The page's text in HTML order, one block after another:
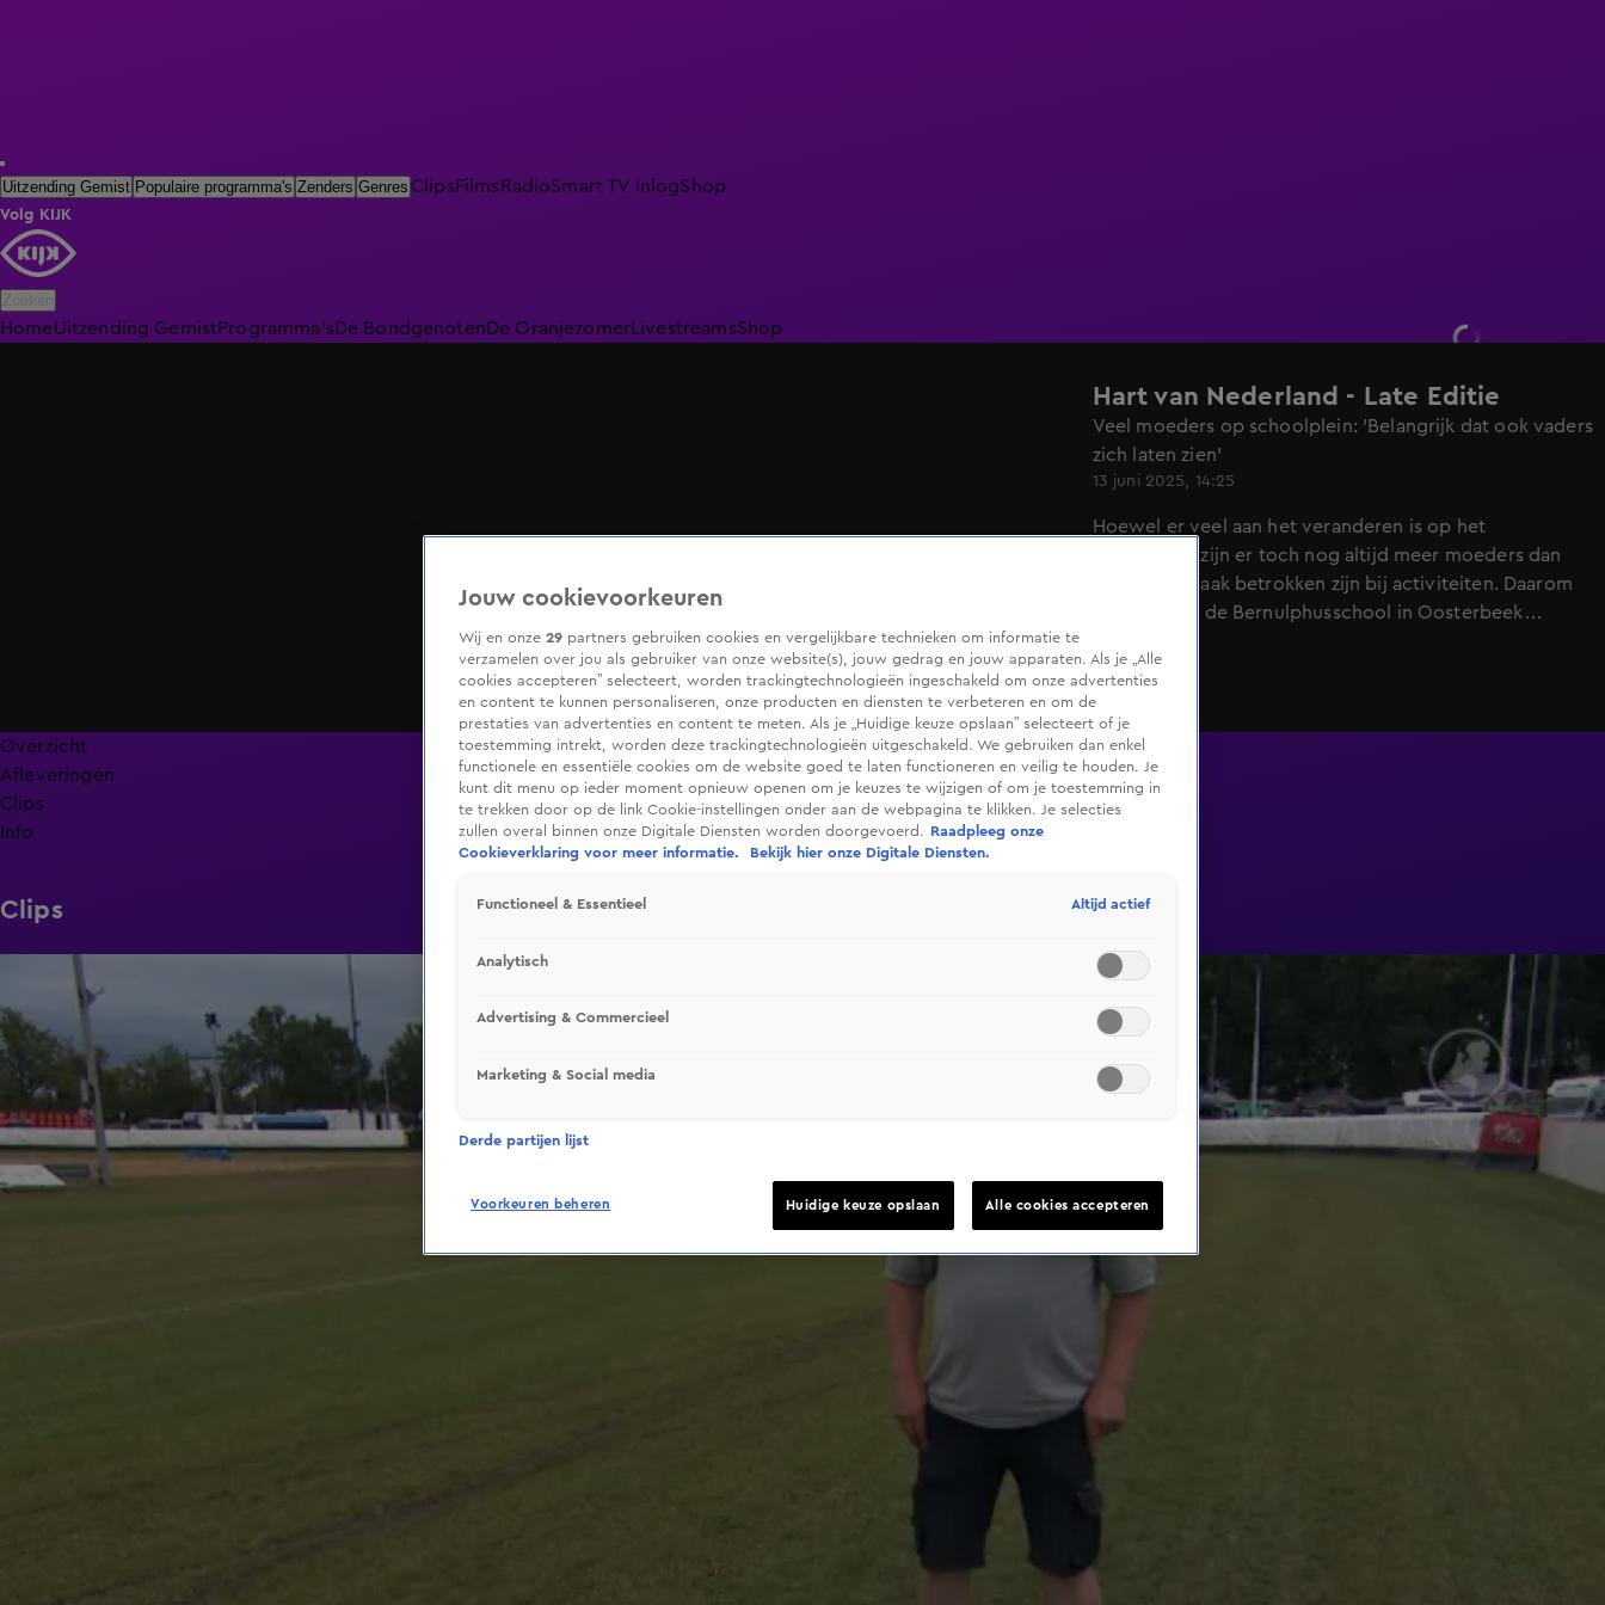
Uitzending Gemist Populaire programma's Zenders Genres ClipsFilmsRadioSmart TV inlogShop
Volg KIJK
HomeUitzending GemistProgramma'sDe BondgenotenDe Oranjezomer LivestreamsShop
Hart van Nederland - Late Editie
Veel moeders op schoolplein: 'Belangrijk dat ook vaders
zich laten zien'
13 juni 2025, 14:25
Hoewel er veel aan het veranderen is op het
schoolplein zijn er toch nog altijd meer moeders dan
vaders die vaak betrokken zijn bij activiteiten. Daarom
willen ze op de Bernulphusschool in Oosterbeek
school.
Overzicht
Afleveringen
Clips
Info
Clips
Jouw cookievoorkeuren
Wij en onze 29 partners gebruiken cookies en vergelijkbare technieken om informatie te
verzamelen over jou als gebruiker van onze website(s), jouw gedrag en jouw apparaten. Als je „Alle
cookies accepteren” selecteert, worden trackingtechnologieën ingeschakeld om onze advertenties
en content te kunnen personaliseren, onze producten en diensten te verbeteren en om de
prestaties van advertenties en content te meten. Als je „Huidige keuze opslaan” selecteert of je
toestemming intrekt, worden deze trackingtechnologieën uitgeschakeld. We gebruiken dan enkel
functionele en essentiële cookies om de website goed te laten functioneren en veilig te houden. Je
kunt dit menu op ieder moment opnieuw openen om je keuzes te wijzigen of om je toestemming in
te trekken door op de link Cookie-instellingen onder aan de webpagina te klikken. Je selecties
zullen overal binnen onze Digitale Diensten worden doorgevoerd.
Raadpleeg onze
Cookieverklaring voor meer informatie.
Bekijk hier onze Digitale Diensten.
Functioneel & Essentieel Altijd actief
Analytisch
Advertising & Commercieel
Marketing & Social media
Derde partijen lijst
Voorkeuren beheren Huidige keuze opslaan Alle cookies accepteren